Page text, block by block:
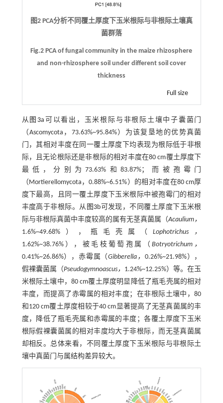
图2 PCA分析不同覆土厚度下玉米根际与非根际土壤真
菌群落
Fig.2 PCA of fungal community in the maize rhizosphere
and non-rhizosphere soil under different soil cover
thickness
Full size
从 图3a可以看出，玉米根际与非根际土壤中子囊菌门
（Ascomycota，73.63%~95.84%）为该复垦地的优势真菌
门，其相对丰度在同一覆土厚度下均表现为根际低于非根
际，且无论根际还是非根际的相对丰度在80 cm覆土厚度下
最低，分别为73.63%和83.87%；而被孢霉门
（Mortierellomycota，0.88%~6.51%）的相对丰度在80 cm厚
度下最高，且同一覆土厚度下玉米根际中被孢霉门的相对
丰度高于非根际。从 图3b可发现，不同覆土厚度下玉米根
际与非根际真菌中丰度较高的属有无茎真菌属（Acaulium，
1.6%~49.68%），瓶毛壳属（Lophotrichus，
1.62%~38.76%），被毛枝葡萄孢属（ Botryotrichum，
0.41%~26.86%），赤霉属（Gibberella， 0.26%~21.98%），
假裸囊菌属（Pseudogymnoascus， 1.24%~12.25%）等。在玉
米根际土壤中，80 cm覆土厚度明显降低了瓶毛壳属的相对
丰度，而提高了赤霉属的相对丰度；在非根际土壤中，80
和120 cm覆土厚度相较于40 cm显著提高了无茎真菌属的丰
度，降低了瓶毛壳属和赤霉属的丰度；各覆土厚度下玉米
根际假裸囊菌属的相对丰度均大于非根际，而无茎真菌属
却相反。总体来看，不同覆土厚度下玉米根际与非根际土
壤中真菌门与属结构差异较大。